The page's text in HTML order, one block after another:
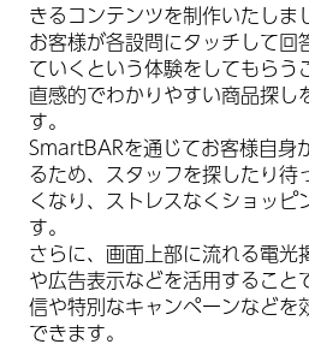
きるコンテンツを制作いたしま
お客様が各設問にタッチして回
ていくという体験をしてもらう
直感的でわかりやすい商品探し
す。
SmartBARを通じてお客様自身
るため、スタッフを探したり待
くなり、ストレスなくショッピ
す。
さらに、画面上部に流れる電光
や広告表示などを活用すること
信や特別なキャンペーンなどを
できます。